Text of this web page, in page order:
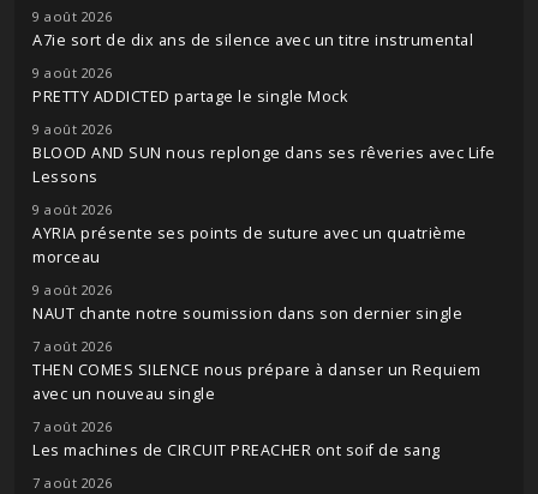
9 août 2026
A7ie sort de dix ans de silence avec un titre instrumental
9 août 2026
PRETTY ADDICTED partage le single Mock
9 août 2026
BLOOD AND SUN nous replonge dans ses rêveries avec Life
Lessons
9 août 2026
AYRIA présente ses points de suture avec un quatrième
morceau
9 août 2026
NAUT chante notre soumission dans son dernier single
7 août 2026
THEN COMES SILENCE nous prépare à danser un Requiem
avec un nouveau single
7 août 2026
Les machines de CIRCUIT PREACHER ont soif de sang
7 août 2026